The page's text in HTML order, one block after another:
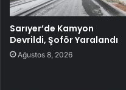
Sarıyer’de Kamyon
Devrildi, Şoför Yaralandı
Ağustos 8, 2026